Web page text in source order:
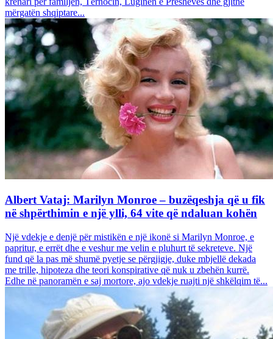
mërgatën shqiptare...
Albert Vataj: Marilyn Monroe – buzëqeshja që u fik
në shpërthimin e një ylli, 64 vite që ndaluan kohën
Një vdekje e denjë për mistikën e një ikonë si Marilyn Monroe, e
papritur, e errët dhe e veshur me velin e pluhurt të sekreteve. Një
fund që la pas më shumë pyetje se përgjigje, duke mbjellë dekada
me trille, hipoteza dhe teori konspirative që nuk u zbehën kurrë.
Edhe në panoramën e saj mortore, ajo vdekje ruajti një shkëlqim të...